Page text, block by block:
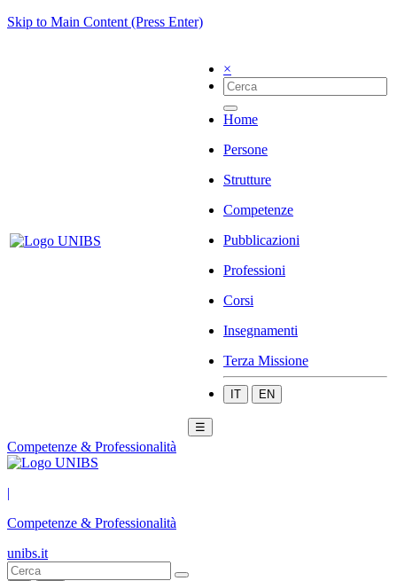
Skip to Main Content (Press Enter)
×
Home
Persone
Strutture
Competenze
Pubblicazioni
Professioni
Corsi
Insegnamenti
Terza Missione
IT EN
☰
Competenze & Professionalità
|
Competenze & Professionalità
unibs.it